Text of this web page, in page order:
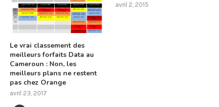
Le vrai classement des
meilleurs forfaits Data au
Cameroun : Non, les
meilleurs plans ne restent
pas chez Orange
avril 23, 2017
avril 2, 2015